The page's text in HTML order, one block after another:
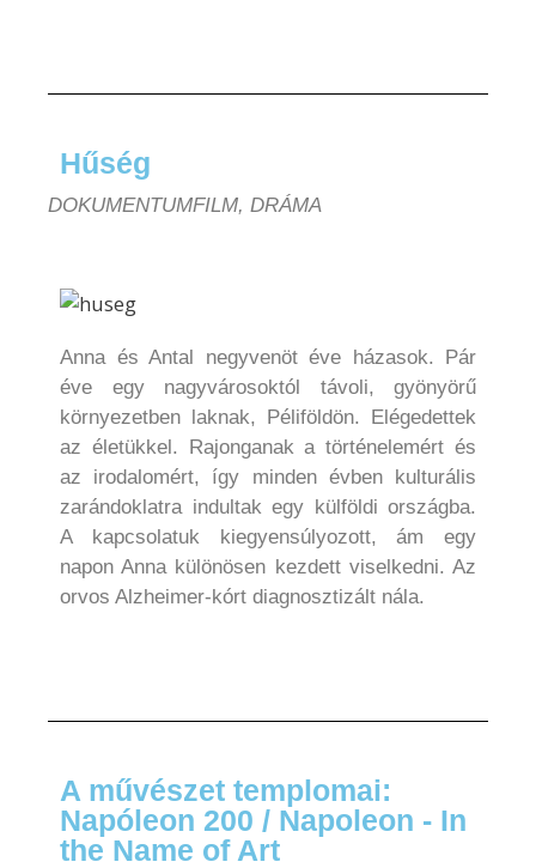
Hűség
DOKUMENTUMFILM, DRÁMA
Anna és Antal negyvenöt éve házasok. Pár
éve egy nagyvárosoktól távoli, gyönyörű
környezetben laknak, Péliföldön. Elégedettek
az életükkel. Rajonganak a történelemért és
az irodalomért, így minden évben kulturális
zarándoklatra indultak egy külföldi országba.
A kapcsolatuk kiegyensúlyozott, ám egy
napon Anna különösen kezdett viselkedni. Az
orvos Alzheimer-kórt diagnosztizált nála.
A művészet templomai:
Napóleon 200 / Napoleon - In
the Name of Art